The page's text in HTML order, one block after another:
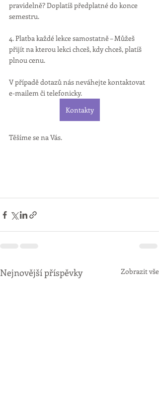
pravidelně? Doplatíš předplatné do konce
semestru.
4. Platba každé lekce samostatně – Můžeš
přijít na kterou lekci chceš, kdy chceš, platíš
plnou cenu.
V případě dotazů nás neváhejte kontaktovat
e-mailem či telefonicky.
Kontakty
Těšíme se na Vás.
Nejnovější příspěvky Zobrazit vše